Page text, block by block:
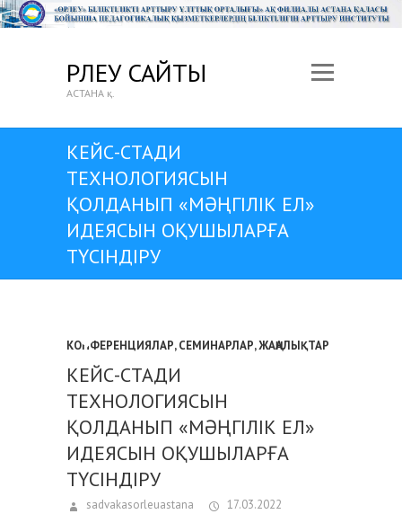
ӨРЛЕУ САЙТЫ
АСТАНА қ.
КЕЙС-СТАДИ
ТЕХНОЛОГИЯСЫН
ҚОЛДАНЫП «МӘҢГІЛІК ЕЛ»
ИДЕЯСЫН ОҚУШЫЛАРҒА
ТҮСІНДІРУ
КОНФЕРЕНЦИЯЛАР, СЕМИНАРЛАР,ЖАҢАЛЫҚТАР
КЕЙС-СТАДИ
ТЕХНОЛОГИЯСЫН
ҚОЛДАНЫП «МӘҢГІЛІК ЕЛ»
ИДЕЯСЫН ОҚУШЫЛАРҒА
ТҮСІНДІРУ
sadvakasorleuastana
17.03.2022